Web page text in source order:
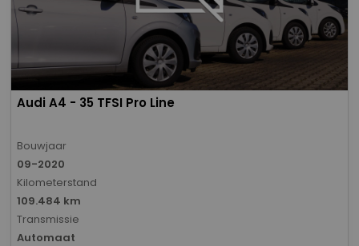
Audi A4 - 35 TFSI Pro Line
Bouwjaar
09-2020
Kilometerstand
109.484 km
Transmissie
Automaat